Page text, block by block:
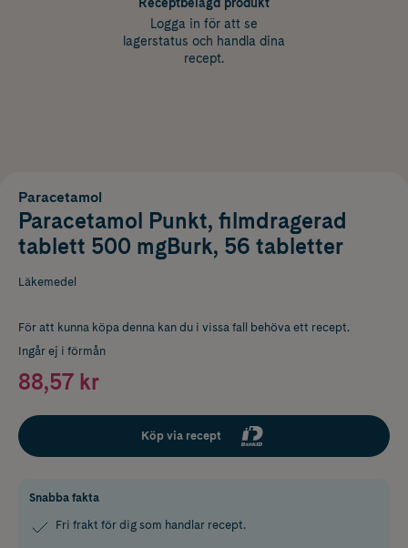
Logga in för att se
lagerstatus och handla dina
recept.
Paracetamol
Paracetamol Punkt, filmdragerad
tablett 500 mgBurk, 56 tabletter
Läkemedel
För att kunna köpa denna kan du i vissa fall behöva ett recept.
Ingår ej i förmån
88,57 kr
Köp via recept
Snabba fakta
Fri frakt för dig som handlar recept.